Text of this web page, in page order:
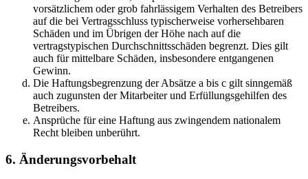
vorsätzlichem oder grob fahrlässigem Verhalten des Betreibers
auf die bei Vertragsschluss typischerweise vorhersehbaren
Schäden und im Übrigen der Höhe nach auf die
vertragstypischen Durchschnittsschäden begrenzt. Dies gilt
auch für mittelbare Schäden, insbesondere entgangenen
Gewinn.
Die Haftungsbegrenzung der Absätze a bis c gilt sinngemäß
auch zugunsten der Mitarbeiter und Erfüllungsgehilfen des
Betreibers.
Ansprüche für eine Haftung aus zwingendem nationalem
Recht bleiben unberührt.
6. Änderungsvorbehalt